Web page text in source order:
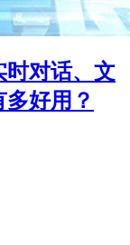
时对话、文
好用？